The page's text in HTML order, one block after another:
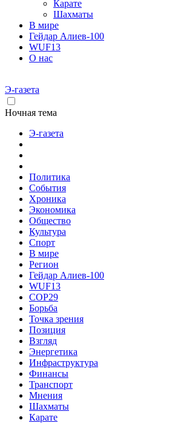
Карате
Шахматы
В мире
Гейдар Алиев-100
WUF13
О нас
Э-газета
Ночная тема
Э-газета
Политика
События
Хроника
Экономика
Общество
Культура
Спорт
В мире
Регион
Гейдар Алиев-100
WUF13
COP29
Борьба
Точка зрения
Позиция
Взгляд
Энергетика
Инфраструктура
Финансы
Транспорт
Мнения
Шахматы
Карате